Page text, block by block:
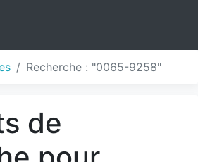
Recherche : "0065-9258"
de